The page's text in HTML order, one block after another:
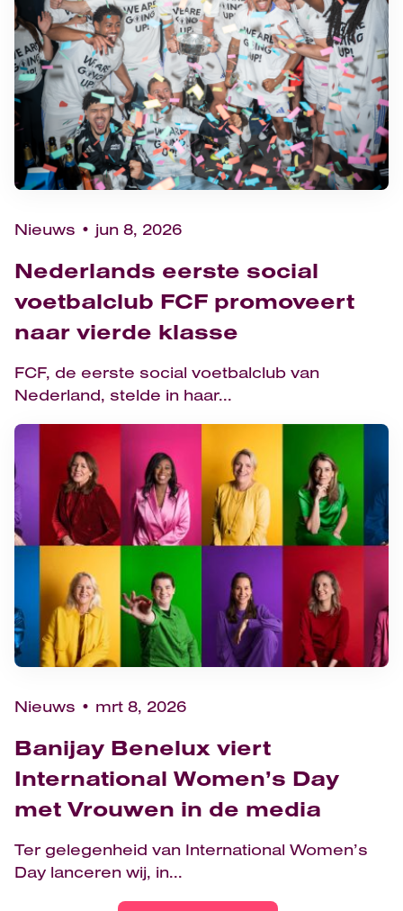
Nieuws jun 8, 2026
Nederlands eerste social
voetbalclub FCF promoveert
naar vierde klasse
FCF, de eerste social voetbalclub van
Nederland, stelde in haar...
Nieuws mrt 8, 2026
Banijay Benelux viert
International Women’s Day
met Vrouwen in de media
Ter gelegenheid van International Women’s
Day lanceren wij, in...